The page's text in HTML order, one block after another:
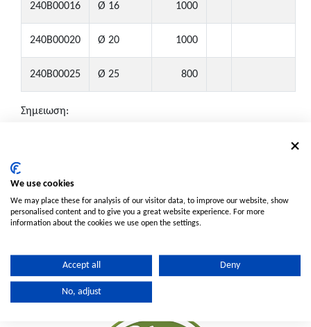
240B00016 Ø 16 1000
240B00020 Ø 20 1000
240B00025 Ø 25 800
Σημειωση:
MOQ: ■ Aπαιτείται ελάχιστη ποσότητα παραγγελίας.
Επικοινωνήστε μαζί μας για λεπτομέρειες.
We use cookies
We may place these for analysis of our visitor data, to improve our website, show
personalised content and to give you a great website experience. For more
information about the cookies we use open the settings.
Accept all Deny
No, adjust